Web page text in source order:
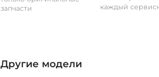
запчасти
каждый
Другие модели